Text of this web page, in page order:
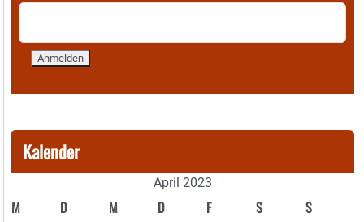
Kalender
April 2023
M D M D F S S